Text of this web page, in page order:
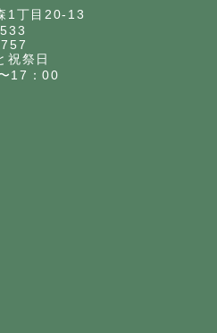
1丁目20-13
祝祭日
17：00